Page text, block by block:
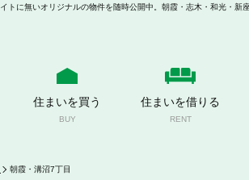
住まいを買う
BUY
住まいを借りる
RENT
朝霞・溝沼7丁目